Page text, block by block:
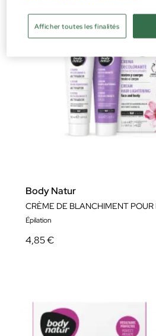
Body Natur
Épilation
4,85 €
Afficher toutes les finalités